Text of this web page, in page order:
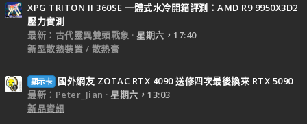
XPG TRITON II 360SE 一體式水冷開箱評測：AMD R9 9950X3D2
壓力實測
最新：古代靈異雙頭戰象
星期六，17:40
新型散熱裝置 / 散熱膏
顯示卡
國外網友 ZOTAC RTX 4090 送修四次最後換來 RTX 5090
最新：Peter_Jian
星期六，13:03
新品資訊